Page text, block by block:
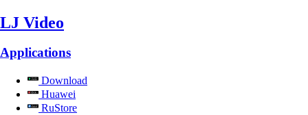
LJ Video
Applications
Download
Huawei
RuStore